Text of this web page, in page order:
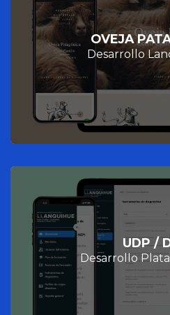
OVEJA
Desarrollo
UDP /
Desarrollo